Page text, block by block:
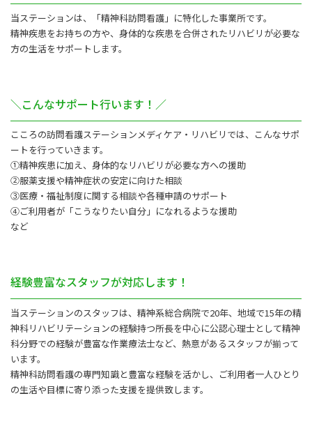
当ステーションは、「精神科訪問看護」に特化した事業所です。
精神疾患をお持ちの方や、身体的な疾患を合併されたリハビリが必要な
方の生活をサポートします。
＼こんなサポート行います！／
こころの訪問看護ステーションメディケア・リハビリでは、こんなサポ
ートを行っていきます。
①精神疾患に加え、身体的なリハビリが必要な方への援助
②服薬支援や精神症状の安定に向けた相談
③医療・福祉制度に関する相談や各種申請のサポート
④ご利用者が「こうなりたい自分」になれるような援助
など
経験豊富なスタッフが対応します！
当ステーションのスタッフは、精神系総合病院で20年、地域で15年の精
神科リハビリテーションの経験持つ所長を中心に公認心理士として精神
科分野での経験が豊富な作業療法士など、熱意があるスタッフが揃って
います。
精神科訪問看護の専門知識と豊富な経験を活かし、ご利用者一人ひとり
の生活や目標に寄り添った支援を提供致します。